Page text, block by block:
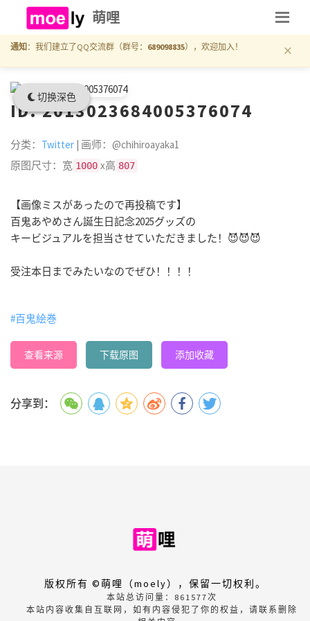
切换深色
萌哩
通知 ：我们建立了QQ交流群（群号： 689098835），欢迎加入！ ×
ID: 2013023684005376074
分类： Twitter | 画师：@chihiroayaka1
原图尺寸：宽 1000 x高 807
【画像ミスがあったので再投稿です】
百鬼あやめさん誕生日記念2025グッズの
キービジュアルを担当させていただきました！😈😈😈
受注本日までみたいなのでぜひ！！！！
#百鬼絵巻
查看来源 下载原图 添加收藏
分享到：
版权所有 ©萌哩（moely），保留一切权利。
本站总访问量： 861577次
本站内容收集自互联网，如有内容侵犯了你的权益，请联系删除